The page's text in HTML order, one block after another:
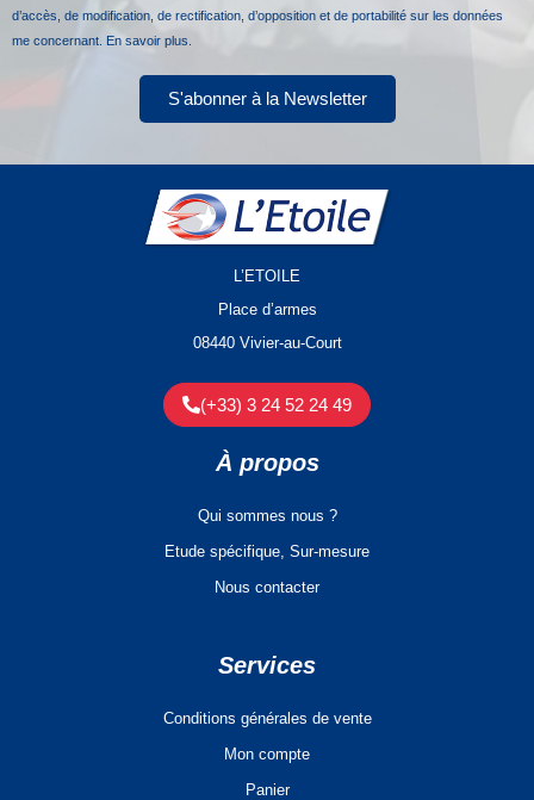
d’accès, de modification, de rectification, d’opposition et de portabilité sur les données
me concernant. En savoir plus.
S'abonner à la Newsletter
L’ETOILE
Place d’armes
08440 Vivier-au-Court
(+33) 3 24 52 24 49
À propos
Qui sommes nous ?
Etude spécifique, Sur-mesure
Nous contacter
Services
Conditions générales de vente
Mon compte
Panier